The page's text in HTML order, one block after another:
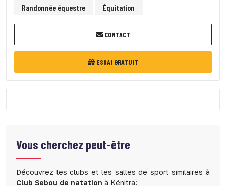
Randonnée équestre Équitation
CONTACT
ESSAI GRATUIT
Vous cherchez peut-être
Découvrez les clubs et les salles de sport similaires à
Club Sebou de natation à Kénitra: